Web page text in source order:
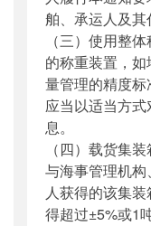
舶、承运人及其
（三）使用整
的称重装置，
量管理的精度
应当以适当方
息。
（四）载货集
与海事管理机
人获得的该集
得超过±5%或1